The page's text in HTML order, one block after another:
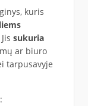
kuris
sukuria
ar biuro
tarpusavyje